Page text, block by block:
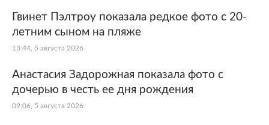
Гвинет Пэлтроу показала редкое фото с 20-
летним сыном на пляже
13:44, 5 августа 2026
Анастасия Задорожная показала фото с
дочерью в честь ее дня рождения
09:06, 5 августа 2026